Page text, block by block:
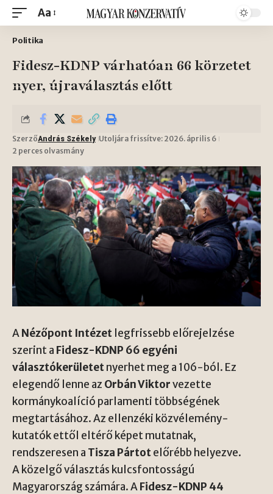
Aa
Politika
Fidesz-KDNP várhatóan 66 körzetet
nyer, újraválasztás előtt
SzerzőAndrás Székely Utoljára frissítve: 2026. április 6
2 perces olvasmány
ANézőpont Intézet legfrissebb előrejelzése
szerint a Fidesz-KDNP 66 egyéni
választókerületetnyerhet meg a 106-ból. Ez
elegendő lenne az Orbán Viktorvezette
kormánykoalíció parlamenti többségének
megtartásához. Az ellenzéki közvélemény-
kutatók ettől eltérő képet mutatnak,
rendszeresen a Tisza Pártotelőrébb helyezve.
A közelgő választás kulcsfontosságú
Magyarország számára. AFidesz-KDNP 44